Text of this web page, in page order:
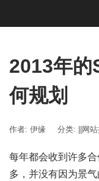
2013年的
何规划
作者: 伊缘 分类: ||网
每年都会收到许多
多，并没有因为景